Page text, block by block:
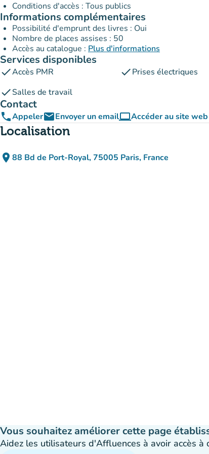
Conditions d'accès : Tous publics
Informations complémentaires
Possibilité d'emprunt des livres : Oui
Nombre de places assises : 50
Accès au catalogue : Plus d'informations
Services disponibles
checkAccès PMR checkPrises électriques
checkSalles de travail
Contact
phoneAppeleremailEnvoyer un emailcomputerAccéder au site web
(nouvel
Localisation
place 88 Bd de Port-Royal, 75005 Paris, France
(ouvrir dans Google Maps)
(nouvel onglet)
Vous souhaitez améliorer cette page
Aidez les utilisateurs d'Affluences à avoir accès